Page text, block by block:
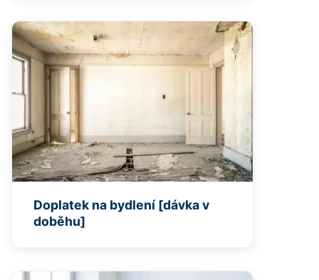
Doplatek na bydlení [dávka v
doběhu]